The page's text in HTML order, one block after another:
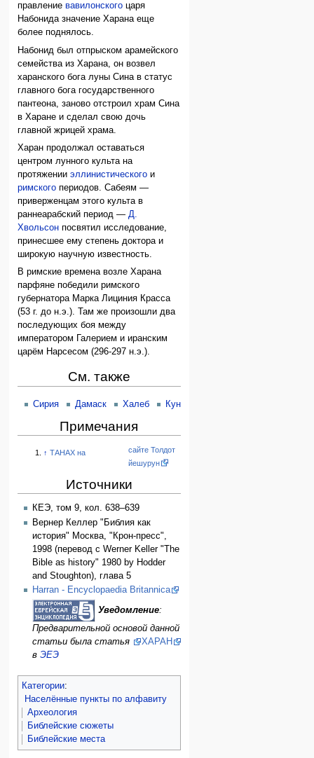
правлениевавилонского царя
Набонида значение Харана еще
более поднялось.
Набонид был отпрыском арамейского
семейства из Харана, он возвел
харанского бога луны Сина в статус
главного бога государственного
пантеона, заново отстроил храм Сина
в Харане и сделал свою дочь
главной жрицей храма.
Харан продолжал оставаться
центром лунного культа на
протяженииэллинистического и
римского периодов. Сабеям —
приверженцам этого культа в
раннеарабский период —Д.
Хвольсон посвятил исследование,
принесшее ему степень доктора и
широкую научную известность.
В римские времена возле Харана
парфяне победили римского
губернатора Марка Лициния Красса
(53 г. до н.э.). Там же произошли два
последующих боя между
императором Галерием и иранским
царём Нарсесом (296-297 н.э.).
См. также
Сирия Дамаск Халеб Кунейтра
Примечания
↑ ТАНАХ на
сайте Толдот
йешурун
Источники
КЕЭ, том 9, кол. 638–639
Вернер Келлер "Библия как
история" Москва, "Крон-пресс",
1998 (перевод с Werner Keller "The
Bible as history" 1980 by Hodder
and Stoughton), глава 5
Harran - Encyclopaedia Britannica
Уведомление:
Предварительной основой данной
статьи была статья
ХАРАН
в ЭЕЭ
Категории:
Населённые пункты по алфавиту
Археология
Библейские сюжеты
Библейские места